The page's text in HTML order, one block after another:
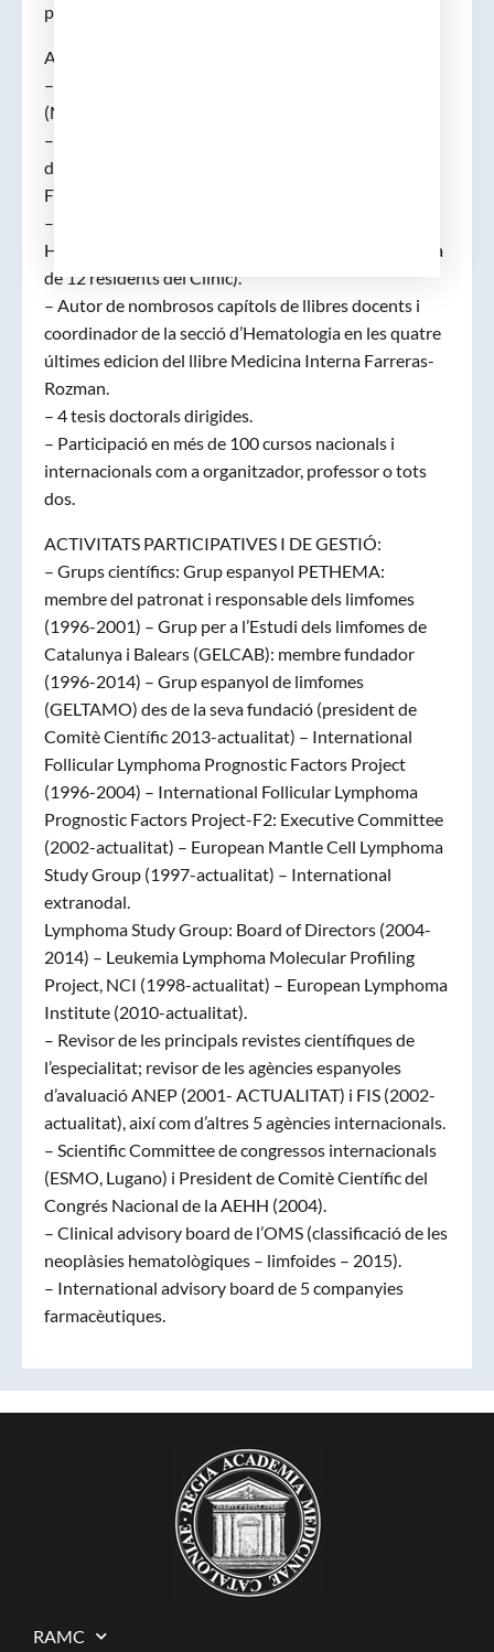
període analitzat: 2008/18.
ACTIVITAT DOCENT:
– Professor Agregat del Departament de Medicina
(Malalties de la Sang) de la Universitat de Barcelona.
– Previament, Professor Associat, Col·laborador
docent en els Departaments de Medicina i de
Fisiologia Humana.
– Docència clínica de l’especialitat als residents del
Hospital Clínic (tutor de la beca R5 de fi de residència
de 12 residents del Clínic).
– Autor de nombrosos capítols de llibres docents i
coordinador de la secció d’Hematologia en les quatre
últimes edicion del llibre Medicina Interna Farreras-
Rozman.
– 4 tesis doctorals dirigides.
– Participació en més de 100 cursos nacionals i
internacionals com a organitzador, professor o tots
dos.
ACTIVITATS PARTICIPATIVES I DE GESTIÓ:
– Grups científics: Grup espanyol PETHEMA:
membre del patronat i responsable dels limfomes
(1996-2001) – Grup per a l’Estudi dels limfomes de
Catalunya i Balears (GELCAB): membre fundador
(1996-2014) – Grup espanyol de limfomes
(GELTAMO) des de la seva fundació (president de
Comitè Científic 2013-actualitat) – International
Follicular Lymphoma Prognostic Factors Project
(1996-2004) – International Follicular Lymphoma
Prognostic Factors Project-F2: Executive Committee
(2002-actualitat) – European Mantle Cell Lymphoma
Study Group (1997-actualitat) – International
extranodal.
Lymphoma Study Group: Board of Directors (2004-
2014) – Leukemia Lymphoma Molecular Profiling
Project, NCI (1998-actualitat) – European Lymphoma
Institute (2010-actualitat).
– Revisor de les principals revistes científiques de
l’especialitat; revisor de les agències espanyoles
d’avaluació ANEP (2001- ACTUALITAT) i FIS (2002-
actualitat), així com d’altres 5 agències internacionals.
– Scientific Committee de congressos internacionals
(ESMO, Lugano) i President de Comitè Científic del
Congrés Nacional de la AEHH (2004).
– Clinical advisory board de l’OMS (classificació de les
neoplàsies hematològiques – limfoides – 2015).
– International advisory board de 5 companyies
farmacèutiques.
RAMC